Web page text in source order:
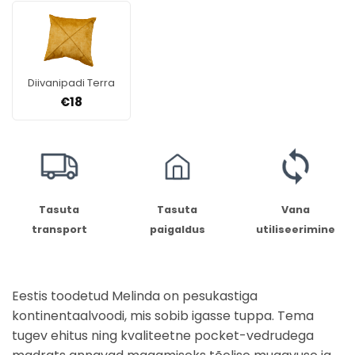
Diivanipadi Terra
€18
Tasuta
transport
Tasuta
paigaldus
Vana
utiliseerimine
Eestis toodetud Melinda on pesukastiga
kontinentaalvoodi, mis sobib igasse tuppa. Tema
tugev ehitus ning kvaliteetne pocket-vedrudega